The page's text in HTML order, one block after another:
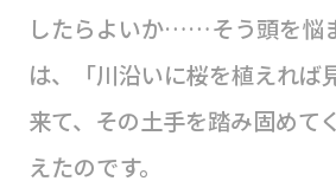
したらよいか……そう頭を悩
は、「川沿いに桜を植えれば
来て、その土手を踏み固めて
えたのです。